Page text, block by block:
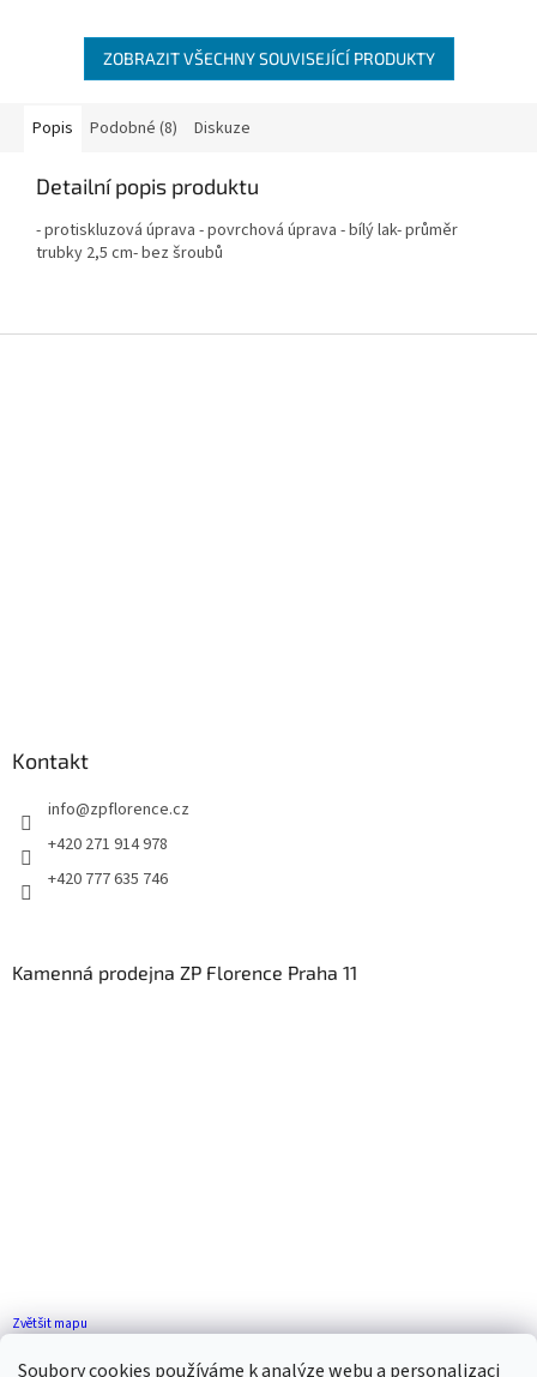
Soubory cookies používáme k analýze webu a personalizaci
ZOBRAZIT VŠECHNY SOUVISEJÍCÍ PRODUKTY
Popis Podobné (8) Diskuze
Detailní popis produktu
- protiskluzová úprava - povrchová úprava - bílý lak- průměr
trubky 2,5 cm- bez šroubů
Kontakt
info@zpflorence.cz
+420 271 914 978
+420 777 635 746
Kamenná prodejna ZP Florence Praha 11
Zvětšit mapu